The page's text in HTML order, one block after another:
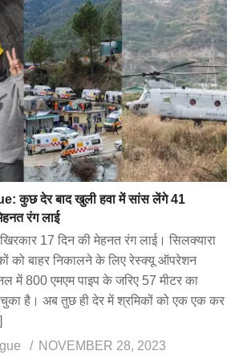
कुछ देर बाद खुली हवा में सांस लेंगे 41
रंग लाई
17 दिन की मेहनत रंग लाई। सिलक्यारा
को बाहर निकालने के लिए रेस्क्यू ऑपरेशन
में 800 एमएम पाइप के जरिए 57 मीटर का
है। अब तुछ ही देर में श्रमिकों को एक एक कर
NOVEMBER 28, 2023